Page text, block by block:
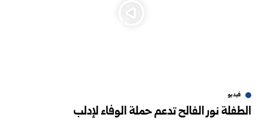
فيديو
الطفلة نور الفالح تدعم حملة الوفاء لإدلب